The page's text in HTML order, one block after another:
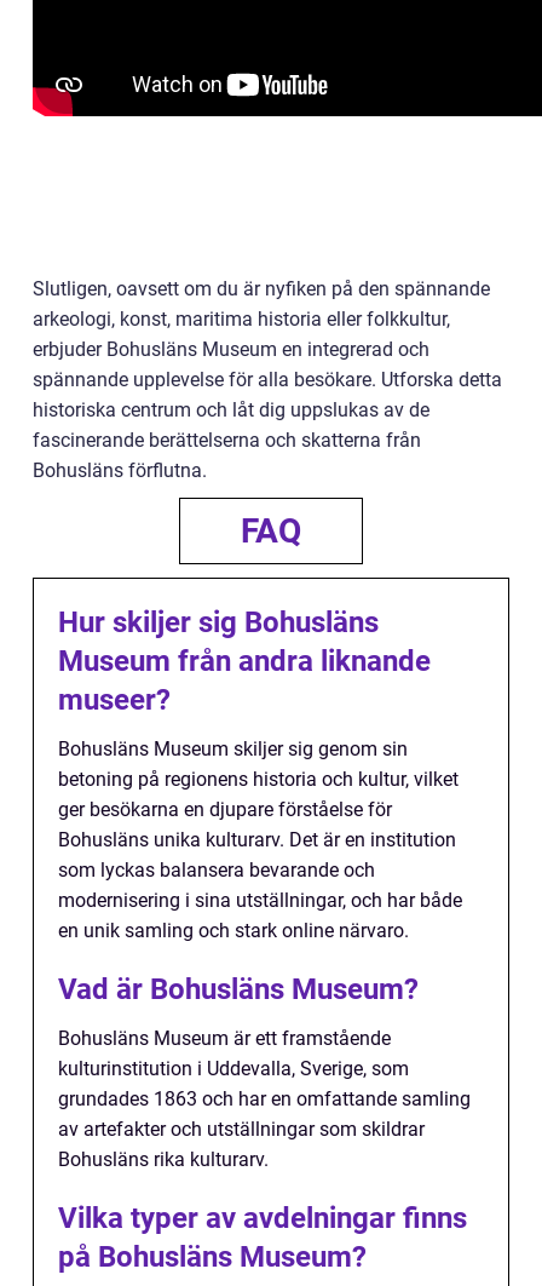
Slutligen, oavsett om du är nyfiken på den spännande
arkeologi, konst, maritima historia eller folkkultur,
erbjuder Bohusläns Museum en integrerad och
spännande upplevelse för alla besökare. Utforska detta
historiska centrum och låt dig uppslukas av de
fascinerande berättelserna och skatterna från
Bohusläns förflutna.
FAQ
Hur skiljer sig Bohusläns
Museum från andra liknande
museer?
Bohusläns Museum skiljer sig genom sin
betoning på regionens historia och kultur, vilket
ger besökarna en djupare förståelse för
Bohusläns unika kulturarv. Det är en institution
som lyckas balansera bevarande och
modernisering i sina utställningar, och har både
en unik samling och stark online närvaro.
Vad är Bohusläns Museum?
Bohusläns Museum är ett framstående
kulturinstitution i Uddevalla, Sverige, som
grundades 1863 och har en omfattande samling
av artefakter och utställningar som skildrar
Bohusläns rika kulturarv.
Vilka typer av avdelningar finns
på Bohusläns Museum?